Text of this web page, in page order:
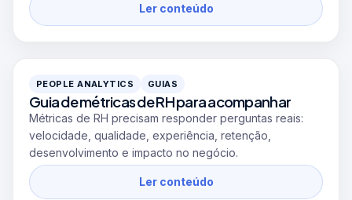
Ler conteúdo
PEOPLE ANALYTICS GUIAS
Guia de métricas de RH para acompanhar
Métricas de RH precisam responder perguntas reais:
velocidade, qualidade, experiência, retenção,
desenvolvimento e impacto no negócio.
Ler conteúdo